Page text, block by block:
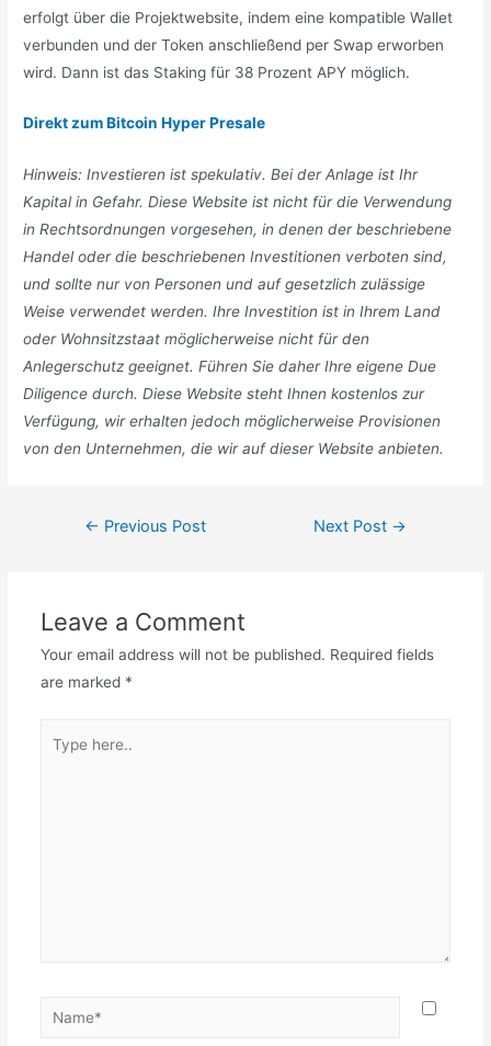
erfolgt über die Projektwebsite, indem eine kompatible Wallet
verbunden und der Token anschließend per Swap erworben
wird. Dann ist das Staking für 38 Prozent APY möglich.
Direkt zum Bitcoin Hyper Presale
Hinweis: Investieren ist spekulativ. Bei der Anlage ist Ihr
Kapital in Gefahr. Diese Website ist nicht für die Verwendung
in Rechtsordnungen vorgesehen, in denen der beschriebene
Handel oder die beschriebenen Investitionen verboten sind,
und sollte nur von Personen und auf gesetzlich zulässige
Weise verwendet werden. Ihre Investition ist in Ihrem Land
oder Wohnsitzstaat möglicherweise nicht für den
Anlegerschutz geeignet. Führen Sie daher Ihre eigene Due
Diligence durch. Diese Website steht Ihnen kostenlos zur
Verfügung, wir erhalten jedoch möglicherweise Provisionen
von den Unternehmen, die wir auf dieser Website anbieten.
Post← Previous Post Next Post →
Leave a Comment
Your email address will not be published. Required fields
are marked *
here..
Name*